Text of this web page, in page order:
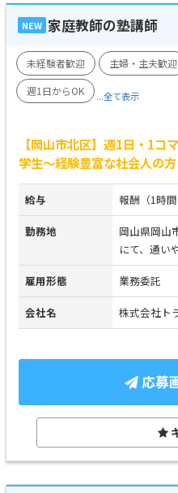
NEW 家庭教師の塾講師
未経験者歓迎 主婦・主夫歓迎
週1日からOK
...全て表示
【岡山市北区】週1日・1コ
学生～経験豊富な社会人の
給与 報酬（1時
勤務地
岡山県岡
にて、通い
雇用形態 業務委託
会社名 株式会社ト
応募